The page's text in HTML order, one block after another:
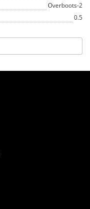
Overboots-2
0.5